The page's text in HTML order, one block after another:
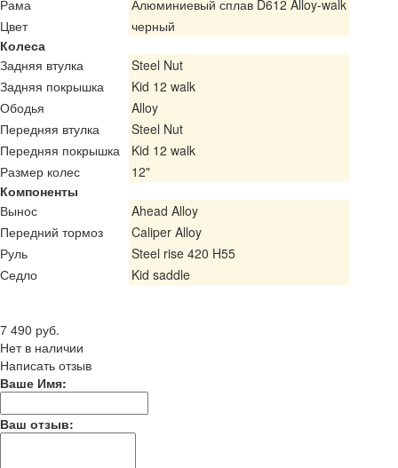
Рама
Алюминиевый сплав D612 Alloy-walk
Цвет
черный
Колеса
Задняя втулка
Steel Nut
Задняя покрышка
Kid 12 walk
Ободья
Alloy
Передняя втулка
Steel Nut
Передняя покрышка
Kid 12 walk
Размер колес
12"
Компоненты
Вынос
Ahead Alloy
Передний тормоз
Caliper Alloy
Руль
Steel rise 420 H55
Седло
Kid saddle
7 490 руб.
Нет в наличии
Написать отзыв
Ваше Имя:
Ваш отзыв: